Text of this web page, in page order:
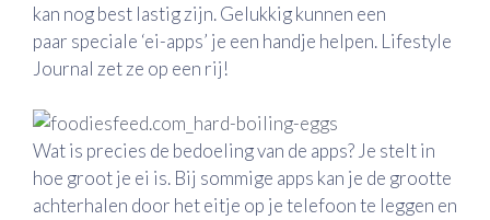
kan nog best lastig zijn. Gelukkig kunnen een
paar speciale ‘ei-apps’ je een handje helpen. Lifestyle
Journal zet ze op een rij!
Wat is precies de bedoeling van de apps? Je stelt in
hoe groot je ei is. Bij sommige apps kan je de grootte
achterhalen door het eitje op je telefoon te leggen en